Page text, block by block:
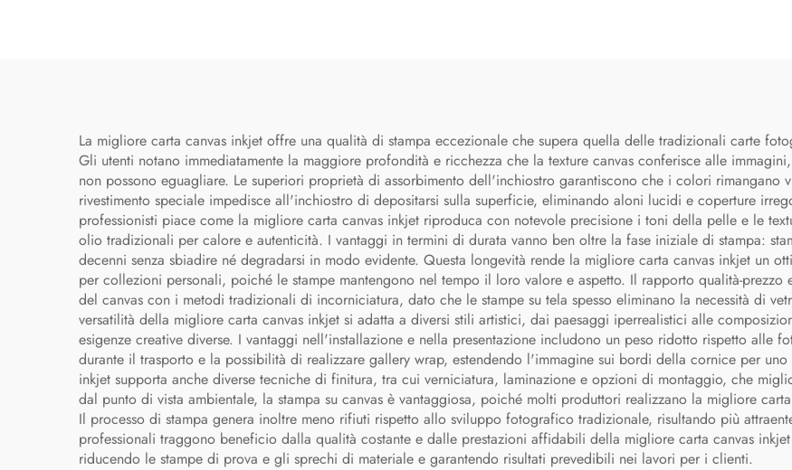
La migliore carta canvas inkjet offre una qualità di stampa eccezionale che supera quella delle tradizionali carte
Gli utenti notano immediatamente la maggiore profondità e ricchezza che la texture canvas conferisce alle
non possono eguagliare. Le superiori proprietà di assorbimento dell'inchiostro garantiscono che i colori
rivestimento speciale impedisce all'inchiostro di depositarsi sulla superficie, eliminando aloni lucidi e coperture
professionisti piace come la migliore carta canvas inkjet riproduca con notevole precisione i toni della pelle e le
olio tradizionali per calore e autenticità. I vantaggi in termini di durata vanno ben oltre la fase iniziale di stampa:
decenni senza sbiadire né degradarsi in modo evidente. Questa longevità rende la migliore carta canvas inkjet un
per collezioni personali, poiché le stampe mantengono nel tempo il loro valore e aspetto. Il rapporto qualità-prezzo
del canvas con i metodi tradizionali di incorniciatura, dato che le stampe su tela spesso eliminano la necessità di
versatilità della migliore carta canvas inkjet si adatta a diversi stili artistici, dai paesaggi iperrealistici alle
esigenze creative diverse. I vantaggi nell'installazione e nella presentazione includono un peso ridotto rispetto alle
durante il trasporto e la possibilità di realizzare gallery wrap, estendendo l'immagine sui bordi della cornice per
inkjet supporta anche diverse tecniche di finitura, tra cui verniciatura, laminazione e opzioni di montaggio, che
dal punto di vista ambientale, la stampa su canvas è vantaggiosa, poiché molti produttori realizzano la migliore
Il processo di stampa genera inoltre meno rifiuti rispetto allo sviluppo fotografico tradizionale, risultando più
professionali traggono beneficio dalla qualità costante e dalle prestazioni affidabili della migliore carta canvas
riducendo le stampe di prova e gli sprechi di materiale e garantendo risultati prevedibili nei lavori per i clienti.